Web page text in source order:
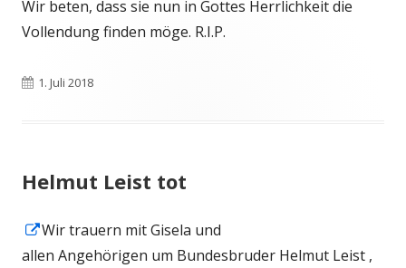
Wir beten, dass sie nun in Gottes Herrlichkeit die
Vollendung finden möge. R.I.P.
Veröffentlicht
1. Juli 2018
Helmut Leist tot
In
neuem
Wir trauern mit Gisela und
allen Angehörigen um Bundesbruder Helmut Leist ,